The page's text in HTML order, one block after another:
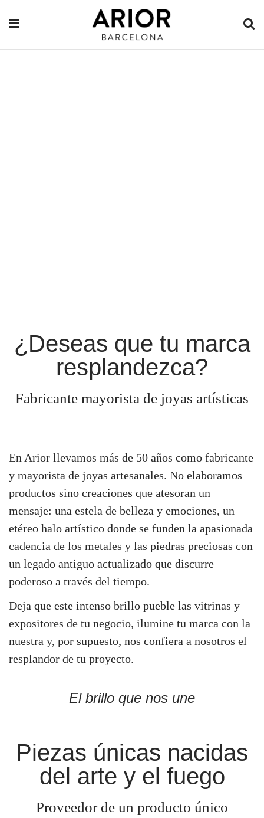
¿Deseas que tu marca
resplandezca?
Fabricante mayorista de joyas artísticas
En Arior llevamos más de 50 años como fabricante
y mayorista de joyas artesanales. No elaboramos
productos sino creaciones que atesoran un
mensaje: una estela de belleza y emociones, un
etéreo halo artístico donde se funden la apasionada
cadencia de los metales y las piedras preciosas con
un legado antiguo actualizado que discurre
poderoso a través del tiempo.
Deja que este intenso brillo pueble las vitrinas y
expositores de tu negocio, ilumine tu marca con la
nuestra y, por supuesto, nos confiera a nosotros el
resplandor de tu proyecto.
El brillo que nos une
Piezas únicas nacidas
del arte y el fuego
Proveedor de un producto único